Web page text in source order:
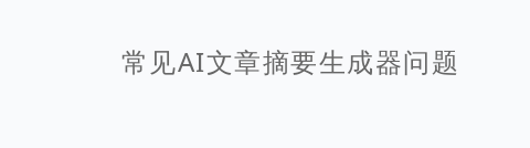
常见AI文章摘要生成器问题